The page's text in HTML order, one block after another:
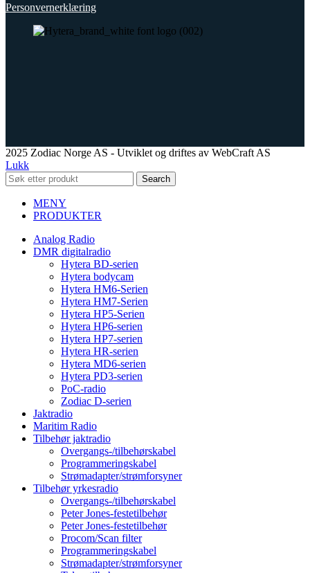
Personvernerklæring
2025 Zodiac Norge AS - Utviklet og driftes av WebCraft AS
Lukk
Search
MENY
PRODUKTER
Analog Radio
DMR digitalradio
Hytera BD-serien
Hytera bodycam
Hytera HM6-Serien
Hytera HM7-Serien
Hytera HP5-Serien
Hytera HP6-serien
Hytera HP7-serien
Hytera HR-serien
Hytera MD6-serien
Hytera PD3-serien
PoC-radio
Zodiac D-serien
Jaktradio
Maritim Radio
Tilbehør jaktradio
Overgangs-/tilbehørskabel
Programmeringskabel
Strømadapter/strømforsyner
Tilbehør yrkesradio
Overgangs-/tilbehørskabel
Peter Jones-festetilbehør
Peter Jones-festetilbehør
Procom/Scan filter
Programmeringskabel
Strømadapter/strømforsyner